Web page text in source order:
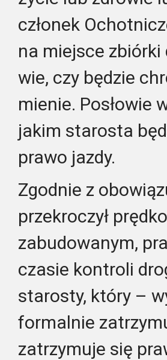
członek
na miejsce
wie, czy będzie
mienie. Posłowie
jakim starosta
prawo jazdy.
Zgodnie z
przekroczył
zabudowanym,
czasie kontroli
starosty, który –
formalnie
zatrzymuje się